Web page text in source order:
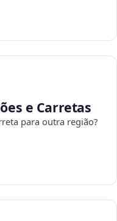
e Carretas
para outra região?